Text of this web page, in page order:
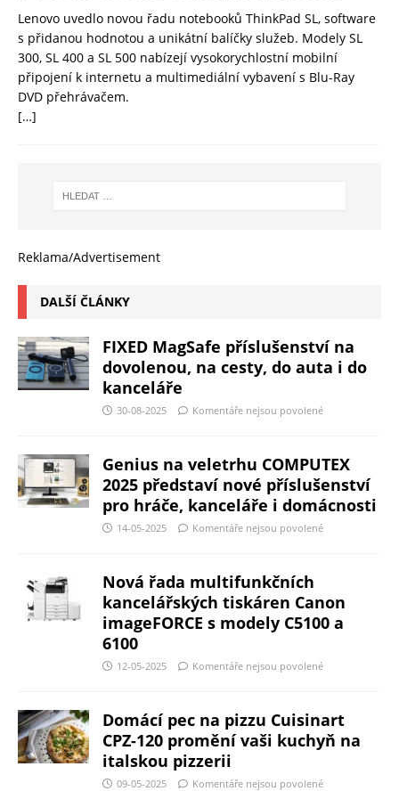
Lenovo uvedlo novou řadu notebooků ThinkPad SL, software
s přidanou hodnotou a unikátní balíčky služeb. Modely SL
300, SL 400 a SL 500 nabízejí vysokorychlostní mobilní
připojení k internetu a multimediální vybavení s Blu-Ray
DVD přehrávačem.
[…]
Reklama/Advertisement
DALŠÍ ČLÁNKY
FIXED MagSafe příslušenství na
dovolenou, na cesty, do auta i do
kanceláře
30-08-2025 Komentáře nejsou povolené
Genius na veletrhu COMPUTEX
2025 představí nové příslušenství
pro hráče, kanceláře i domácnosti
14-05-2025 Komentáře nejsou povolené
Nová řada multifunkčních
kancelářských tiskáren Canon
imageFORCE s modely C5100 a
6100
12-05-2025 Komentáře nejsou povolené
Domácí pec na pizzu Cuisinart
CPZ-120 promění vaši kuchyň na
italskou pizzerii
09-05-2025 Komentáře nejsou povolené